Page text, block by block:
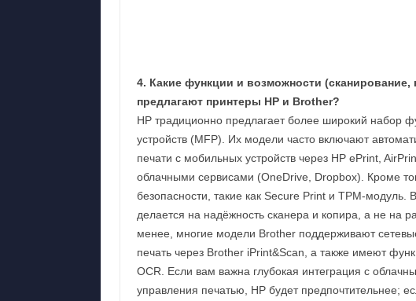
4. Какие функции и возможности
предлагают принтеры HP и Brother?
HP традиционно предлагает более широкий набор
устройств (MFP). Их модели часто включают
печати с мобильных устройств через HP ePrint,
облачными сервисами (OneDrive, Dropbox). Кроме
безопасности, такие как Secure Print и TPM‑модуль.
делается на надёжность сканера и копира, а не на
менее, многие модели Brother поддерживают
печать через Brother iPrint&Scan, а также имеют
OCR. Если вам важна глубокая интеграция с
управления печатью, HP будет предпочтительнее;